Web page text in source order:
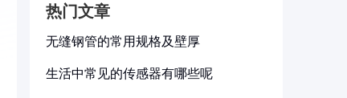
热门文章
无缝钢管的常用规格及壁厚
生活中常见的传感器有哪些呢